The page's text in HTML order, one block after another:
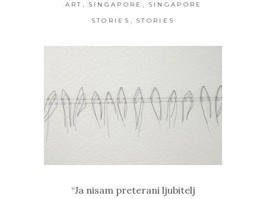
ART SINGAPORE SINGAPORE
STORIES STORIES
“Ja nisam preterani ljubitelj